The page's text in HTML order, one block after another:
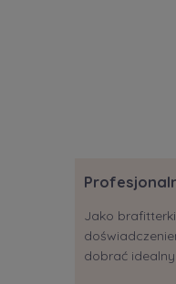
Jako
dobrać